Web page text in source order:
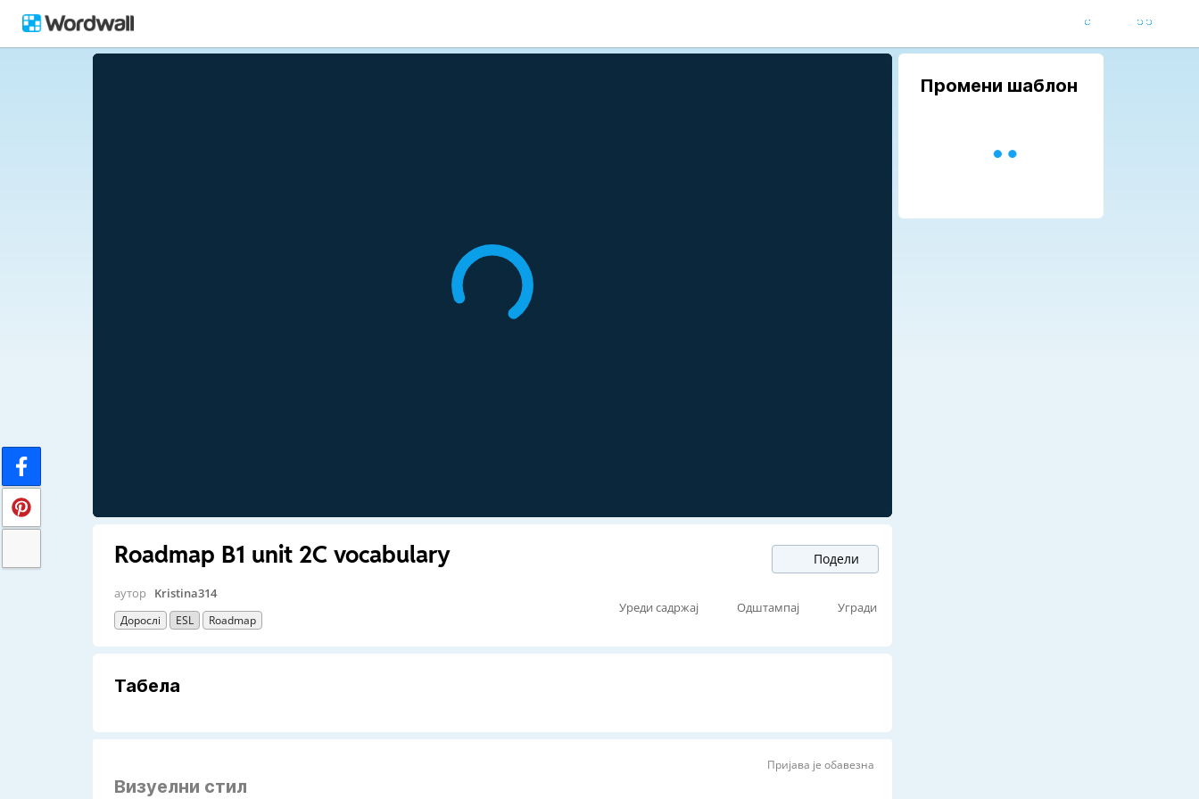
Roadmap B1 unit 2C vocabulary Подели
аутор Kristina314
Дорослі ESL Roadmap
Уреди садржај Одштампај Угради
Табела
Пријава је обавезна
Визуелни стил
Промени шаблон